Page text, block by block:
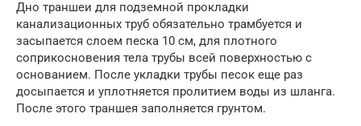
Дно траншеи для подземной прокладки
канализационных труб обязательно трамбуется и
засыпается слоем песка 10 см, для плотного
соприкосновения тела трубы всей поверхностью с
основанием. После укладки трубы песок еще раз
досыпается и уплотняется пролитием воды из шланга.
После этого траншея заполняется грунтом.